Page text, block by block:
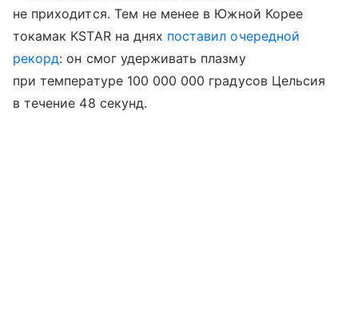
не приходится. Тем не менее в Южной Корее
токамак KSTAR на днях поставил очередной
рекорд: он смог удерживать плазму
при температуре 100 000 000 градусов Цельсия
в течение 48 секунд.